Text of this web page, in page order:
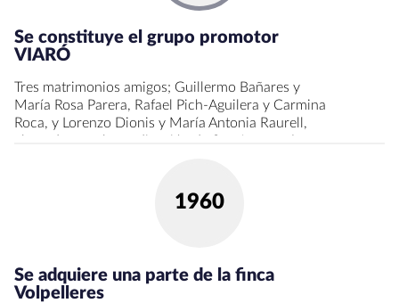
Se constituye el grupo promotor
VIARÓ
Tres matrimonios amigos; Guillermo Bañares y
María Rosa Parera, Rafael Pich-Aguilera y Carmina
Roca, y Lorenzo Dionis y María Antonia Raurell,
constituyen en el grupo promotor de Viaró.
Se adquiere una parte de la finca
Volpelleres
1960